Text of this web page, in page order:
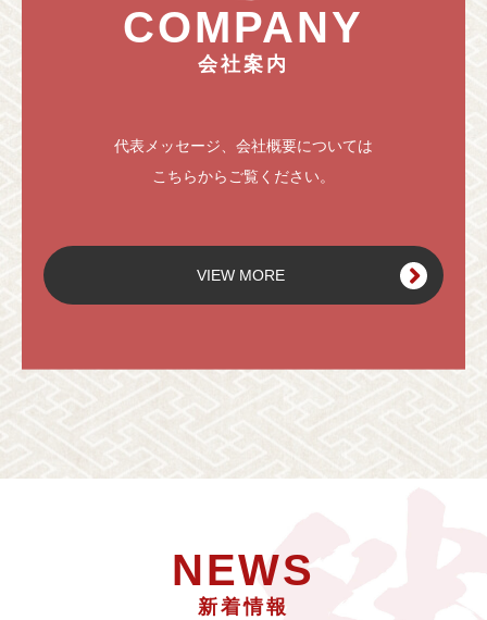
COMPANY
会社案内
代表メッセージ、会社概要については
こちらからご覧ください。
VIEW MORE
NEWS
新着情報